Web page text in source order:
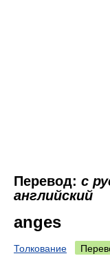
Перевод: с
английский
anges
Толкование